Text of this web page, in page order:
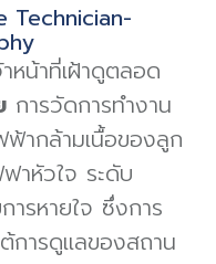
Technician-
หน้าที่เฝ้าดูตลอด
การวัดการทํางาน
ากล้ามเนื้อของลูก
าหัวใจ ระดับ
ารหายใจ ซึ่งการ
การดูแลของสถาน